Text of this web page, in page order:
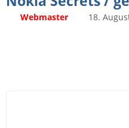
Webmaster 18.